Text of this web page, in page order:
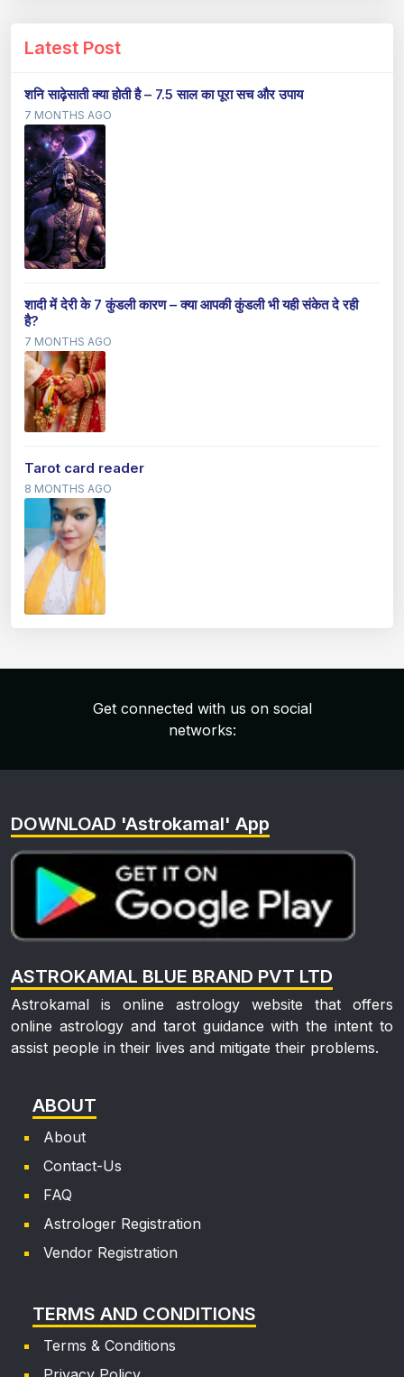
Latest Post
शनि साढ़ेसाती क्या होती है – 7.5 साल का पूरा सच और उपाय
7 MONTHS AGO
शादी में देरी के 7 कुंडली कारण – क्या आपकी कुंडली भी यही संकेत दे रही
है?
7 MONTHS AGO
Tarot card reader
8 MONTHS AGO
Get connected with us on social
networks:
DOWNLOAD 'Astrokamal' App
ASTROKAMAL BLUE BRAND PVT LTD
Astrokamal is online astrology website that offers
online astrology and tarot guidance with the intent to
assist people in their lives and mitigate their problems.
ABOUT
About
Contact-Us
FAQ
Astrologer Registration
Vendor Registration
TERMS AND CONDITIONS
Terms & Conditions